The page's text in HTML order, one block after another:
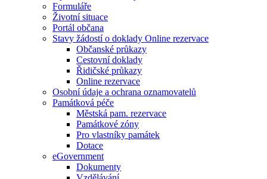
Formuláře
Životní situace
Portál občana
Stavy žádostí o doklady Online rezervace
Občanské průkazy
Cestovní doklady
Řidičské průkazy
Online rezervace
Osobní údaje a ochrana oznamovatelů
Památková péče
Městská pam. rezervace
Památkové zóny
Pro vlastníky památek
Dotace
eGovernment
Dokumenty